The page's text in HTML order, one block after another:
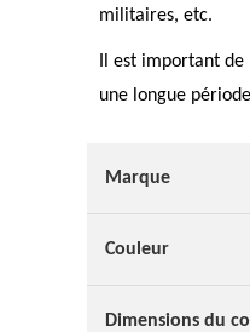
militaires, etc.
Il est important
une longue
Marque
Couleur
Dimensions du